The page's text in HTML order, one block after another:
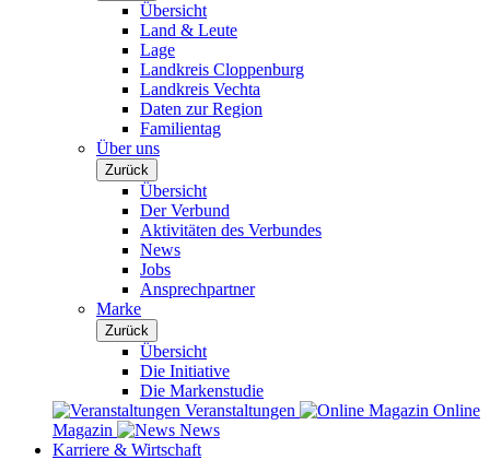
Übersicht
Land & Leute
Lage
Landkreis Cloppenburg
Landkreis Vechta
Daten zur Region
Familientag
Über uns
Zurück
Übersicht
Der Verbund
Aktivitäten des Verbundes
News
Jobs
Ansprechpartner
Marke
Zurück
Übersicht
Die Initiative
Die Markenstudie
Veranstaltungen
Online
Magazin
News
Karriere & Wirtschaft